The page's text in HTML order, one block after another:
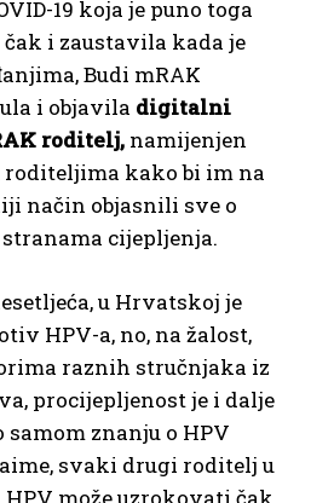
19 koja je puno toga
i zaustavila kada je
Budi mRAK
i objavila digitalni
roditelj, namijenjen
kako bi im na
način objasnili sve o
cijepljenja.
u Hrvatskoj je
HPV-a, no, na žalost,
raznih stručnjaka iz
procijepljenost je i dalje
znanju o HPV
svaki drugi roditelj u